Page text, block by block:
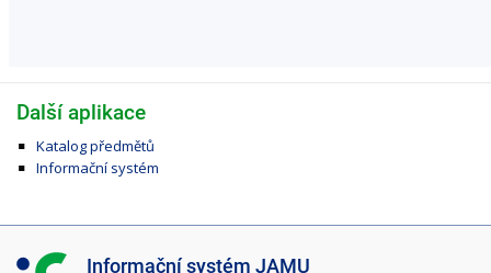
Další aplikace
Katalog předmětů
Informační systém
I Informační systém JAMU